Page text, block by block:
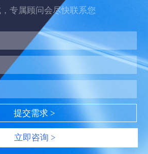
专属顾问会尽快联系您
立即咨询 >